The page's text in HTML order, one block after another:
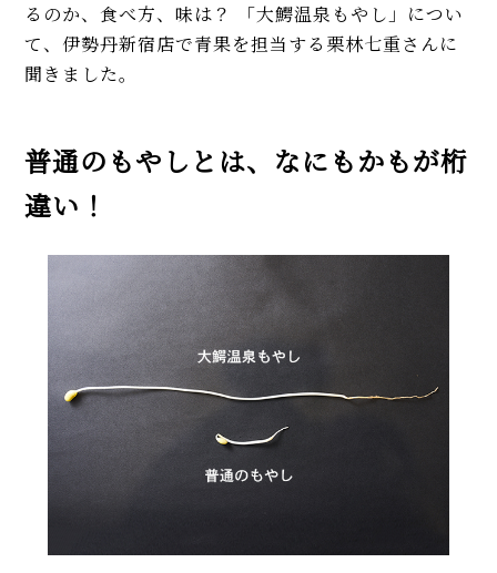
るのか、食べ方、味は？ 「大鰐温泉もやし」につい
て、伊勢丹新宿店で青果を担当する栗林七重さんに
聞きました。
普通のもやしとは、なにもかもが桁
違い！